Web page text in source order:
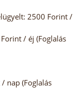
2500 Forint /
/ éj (Foglalás
nap (Foglalás